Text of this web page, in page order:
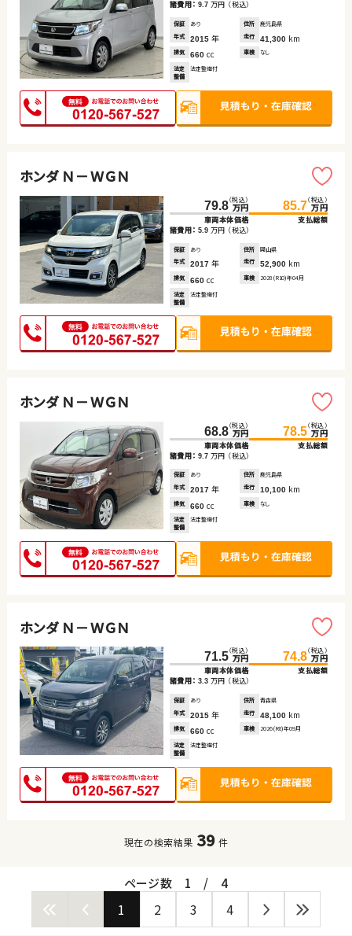
諸費用： 9.7 万円 （税込）
保証 あり 住所
鹿児島県
年式
2015 年 走行 41,300 km
排気 660 cc 車検 なし
法定
整備
法定整備付
ホンダ Ｎ－ＷＧＮ
79.8（税込）
万円
車両本体価格
85.7（税込）
万円
支払総額
諸費用： 5.9 万円 （税込）
保証 あり 住所
岡山県
年式
2017 年 走行 52,900 km
排気 660 cc 車検 2028(R10)年04月
法定
整備
法定整備付
ホンダ Ｎ－ＷＧＮ
68.8（税込）
万円
車両本体価格
78.5（税込）
万円
支払総額
諸費用： 9.7 万円 （税込）
保証 あり 住所
鹿児島県
年式
2017 年 走行 10,100 km
排気 660 cc 車検 なし
法定
整備
法定整備付
ホンダ Ｎ－ＷＧＮ
71.5（税込）
万円
車両本体価格
74.8（税込）
万円
支払総額
諸費用： 3.3 万円 （税込）
保証 あり 住所
青森県
年式
2015 年 走行 48,100 km
排気 660 cc 車検 2026(R8)年09月
法定
整備
法定整備付
現在の検索結果 39 件
ページ数 1 / 4
1 2 3 4